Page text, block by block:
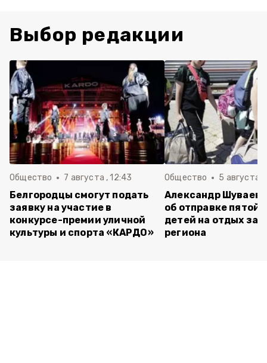
Выбор редакции
Общество 7 августа , 12:43
Белгородцы смогут подать
заявку на участие в
конкурсе-премии уличной
культуры и спорта «КАРДО»
Общество 5 августа ,
Александр Шуваев
об отправке пятой
детей на отдых за
региона